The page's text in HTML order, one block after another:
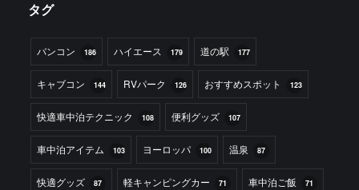
タグ
バンコン 186 ハイエース 179 道の駅 177
キャブコン 144 RVパーク 126 おすすめスポット 123
快適車中泊テクニック 108 便利グッズ 107
車中泊アイテム 103 ヨーロッパ 100 温泉 87
快適グッズ 87 軽キャンピングカー 71 車中泊ご飯 71